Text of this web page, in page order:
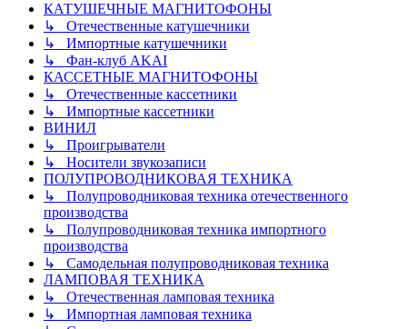
КАТУШЕЧНЫЕ МАГНИТОФОНЫ
↳ Отечественные катушечники
↳ Импортные катушечники
↳ Фан-клуб AKAI
КАССЕТНЫЕ МАГНИТОФОНЫ
↳ Отечественные кассетники
↳ Импортные кассетники
ВИНИЛ
↳ Проигрыватели
↳ Носители звукозаписи
ПОЛУПРОВОДНИКОВАЯ ТЕХНИКА
↳ Полупроводниковая техника отечественного
производства
↳ Полупроводниковая техника импортного
производства
↳ Самодельная полупроводниковая техника
ЛАМПОВАЯ ТЕХНИКА
↳ Отечественная ламповая техника
↳ Импортная ламповая техника